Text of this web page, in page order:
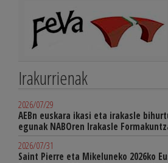
Irakurrienak
2026/07/29
AEBn euskara ikasi eta irakasle
egunak NABOren Irakasle
2026/07/31
Saint Pierre eta Mikeluneko 2026ko